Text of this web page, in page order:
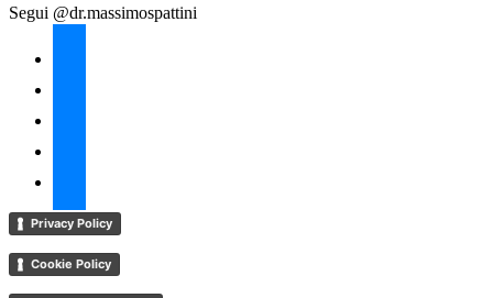
Segui @dr.massimospattini
Privacy Policy
Cookie Policy